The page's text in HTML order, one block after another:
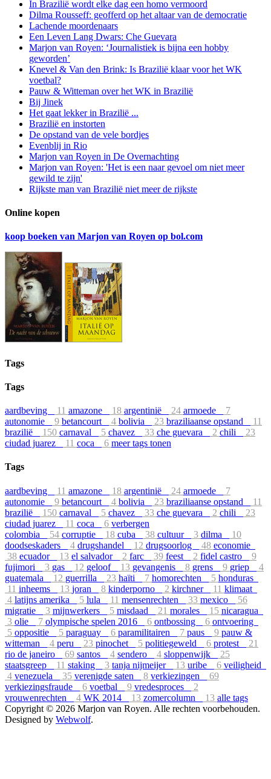
In Brazilië wordt elke dag een homo vermoord
Dilma Rousseff: geofferd op het altaar van de democratie
Lachende moordenaars
Een Leven Lang Dwars: Che Guevara
Marjon van Royen: ‘Journalistiek is bijna een hobby
geworden’
Knevel & Van den Brink: Is Brazilië klaar voor het WK
voetbal?
Pauw & Witteman over het WK in Brazilië
Bij Jinek
Het gaat lekker in Brazilië ...
Brazilië en instorten
De opstand van de vele bordjes
Evenblij in Rio
Marjon van Royen in De Overnachting
Marjon van Royen: 'Het is een naar gevoel om niet meer
gewild te zijn'
Rijkste man van Brazilië niet meer de rijkste
Online kopen
koop boeken van Marjon van Royen op bol.com
Tags
Tags
aardbeving 11 amazone 18 argentinië 24 armoede
7
autonomie
9 betancourt 4 bolivia 23 braziliaanse opstand
11
brazilië
150 carnaval 5 chavez 33 che guevara 2 chili
23
ciudad juarez
11 coca 6 meer tags tonen
Tags
aardbeving 11 amazone 18 argentinië 24 armoede
7
autonomie
9 betancourt 4 bolivia 23 braziliaanse opstand
11
brazilië
150 carnaval 5 chavez 33 che guevara 2 chili
23
ciudad juarez
11 coca 6 verbergen
colombia
54 corruptie 18 cuba 38 cultuur 3 dilma
10
doodseskaders
4 drugshandel 12 drugsoorlog 48 economie
38 ecuador 13 el salvador 2 farc 39 feest 2 fidel castro
9
fujimori
3 gas 12 geloof 13 gevangenis 8 grens 9 griep
4
guatemala
12 guerrilla 23 haïti 7 homorechten 5 honduras
11 inheems 13 joran 8 kinderporno 2 kirchner 11 klimaat
4 latijns amerika 5 lula 11 mensenrechten 33 mexico
56
migratie
3 mijnwerkers 5 misdaad 21 morales 15 nicaragua
3 olie 7 olympische spelen 2016 6 ontbossing 6 ontvoering
5 oppositie 5 paraguay 6 paramilitairen 7 paus 9 pauw &
witteman
4 peru 23 pinochet 5 politiegeweld 6 protest
21
rio de janeiro
69 santos 4 sendero 4 sloppenwijk
25
staatsgreep
11 staking 3 tanja nijmeijer 13 uribe 6 veiligheid
4 venezuela 35 verenigde saten 8 verkiezingen
69
verkiezingsfraude
6 voetbal 9 vredesproces
2
vrouwenrechten
4 WK 2014 13 zomercolumn 13 alle tags
Copyright © 2026 Marjon van Royen. Alle rechten voorbehouden.
Designed by Webwolf.